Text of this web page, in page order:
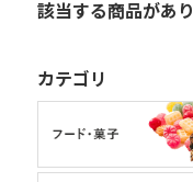
該当する商品があ
カテゴリ